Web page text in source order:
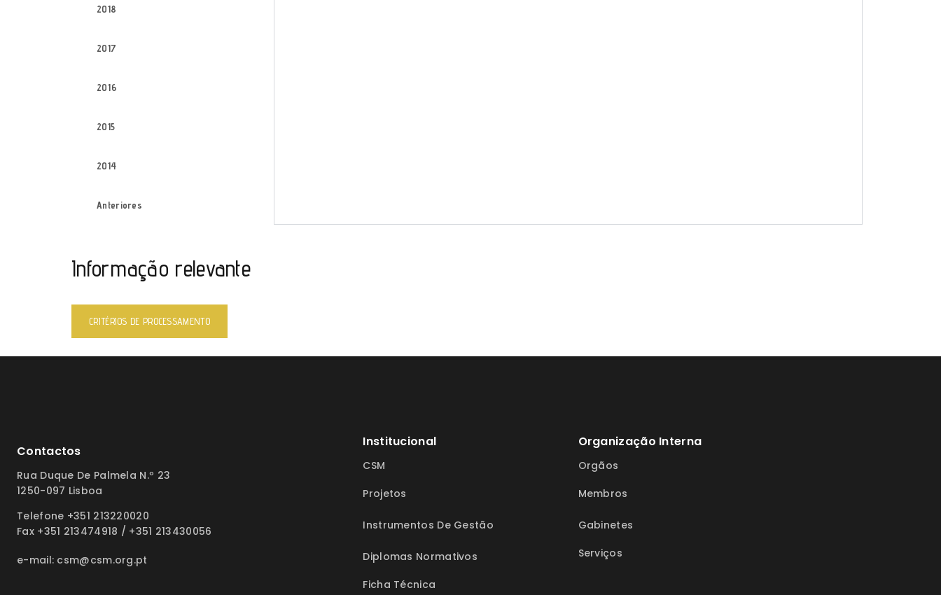
2018
2017
2016
2015
2014
Anteriores
Informação relevante
CRITÉRIOS DE PROCESSAMENTO
Contactos
Rua Duque De Palmela N.º 23
1250-097 Lisboa
Telefone +351 213220020
Fax +351 213474918 / +351 213430056
e-mail: csm@csm.org.pt
Institucional
CSM
Projetos
Instrumentos De Gestão
Diplomas Normativos
Ficha Técnica
Organização Interna
Orgãos
Membros
Gabinetes
Serviços